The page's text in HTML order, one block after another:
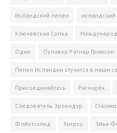
s
i
k
и
ь
Исландский пепел
Ключевская Сопка
Один Оулавур Рагнар Гримсон
Пепел Исландии стучится в наши
Присоединяйтесь Рагнарёк
Следователь Эрлендур
Флйотсхлид Хитроу Эйья-